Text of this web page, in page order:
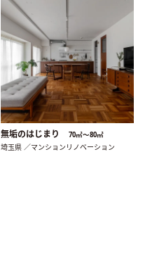
無垢のはじまり 70㎡〜80㎡
埼玉県 ／マンションリノベーション